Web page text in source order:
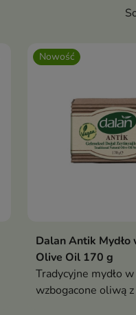
Nowość
Dalan Antik Mydło
Olive Oil 170 g
Tradycyjne mydło
wzbogacone oliwą